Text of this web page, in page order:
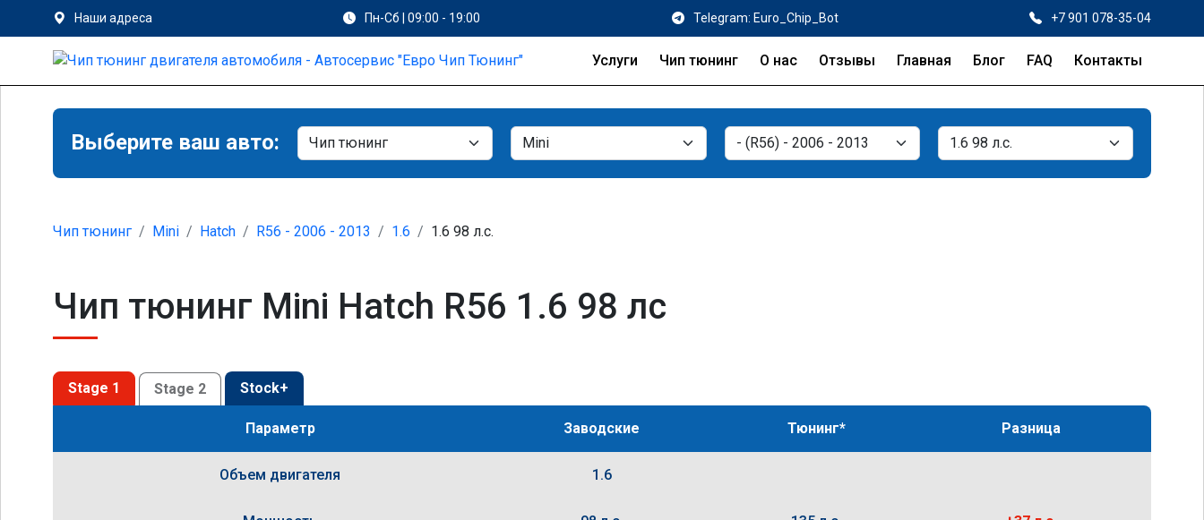
Наши адреса Пн-Сб | 09:00 - 19:00 Telegram: Euro_Chip_Bot +7 901 078-35-04
Услуги Чип тюнинг О нас Отзывы Главная Блог FAQ Контакты
Выберите ваш авто:
Чип тюнинг Mini Hatch R56 - 2006 - 2013 1.6 1.6 98 л.с.
Чип тюнинг Mini Hatch R56 1.6 98 лс
Stage 1 Stage 2 Stock+
Параметр Заводские Тюнинг* Разница
Объем двигателя 1.6